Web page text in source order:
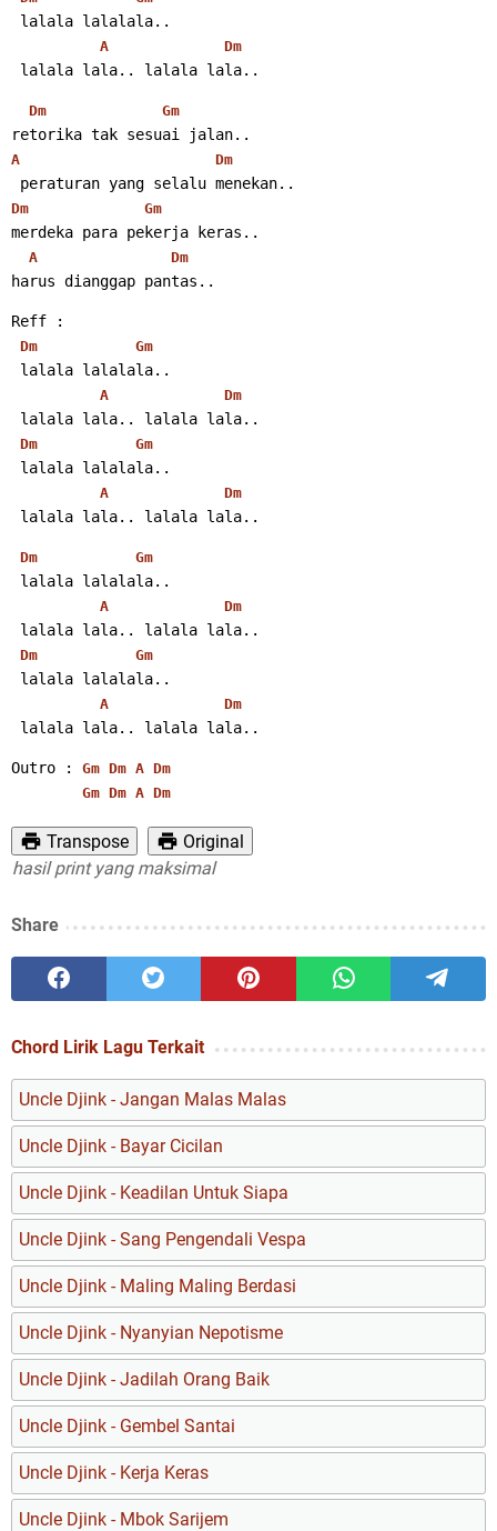
lalala lalalala..
A Dm
lalala lala.. lalala lala..
Dm Gm
retorika tak sesuai jalan..
A Dm
peraturan yang selalu menekan..
Dm Gm
merdeka para pekerja keras..
A Dm
harus dianggap pantas..
Reff :
Dm Gm
lalala lalalala..
A Dm
lalala lala.. lalala lala..
Dm Gm
lalala lalalala..
A Dm
lalala lala.. lalala lala..
Dm Gm
lalala lalalala..
A Dm
lalala lala.. lalala lala..
Dm Gm
lalala lalalala..
A Dm
lalala lala.. lalala lala..
Outro : Gm Dm A Dm
Gm Dm A Dm
Transpose
Original
print yang maksimal
Share
Chord Lirik Lagu Terkait
Uncle Djink - Jangan Malas Malas
Uncle Djink - Bayar Cicilan
Uncle Djink - Keadilan Untuk Siapa
Uncle Djink - Sang Pengendali Vespa
Uncle Djink - Maling Maling Berdasi
Uncle Djink - Nyanyian Nepotisme
Uncle Djink - Jadilah Orang Baik
Uncle Djink - Gembel Santai
Uncle Djink - Kerja Keras
Uncle Djink - Mbok Sarijem